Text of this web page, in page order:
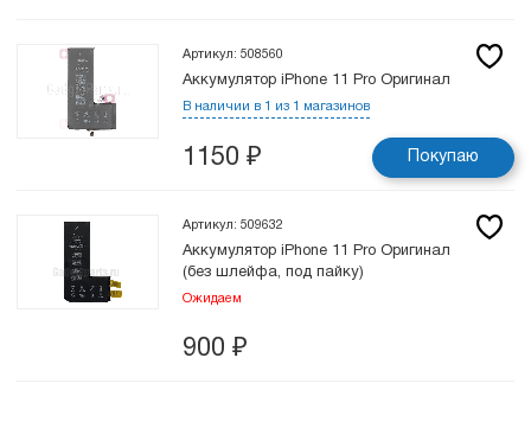
Артикул: 508560
Аккумулятор iPhone 11 Pro Оригинал
В наличии в 1 из 1 магазинов
1150 ₽ Покупаю
Артикул: 509632
Аккумулятор iPhone 11 Pro Оригинал
(без шлейфа, под пайку)
Ожидаем
900 ₽